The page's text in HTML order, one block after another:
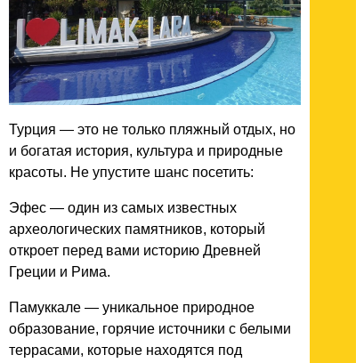
Турция — это не только пляжный отдых, но
и богатая история, культура и природные
красоты. Не упустите шанс посетить:
Эфес — один из самых известных
археологических памятников, который
откроет перед вами историю Древней
Греции и Рима.
Памуккале — уникальное природное
образование, горячие источники с белыми
террасами, которые находятся под